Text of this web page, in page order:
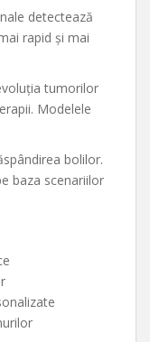
detectează
rapid și mai
tumorilor
Modelele
bolilor.
baza scenariilor